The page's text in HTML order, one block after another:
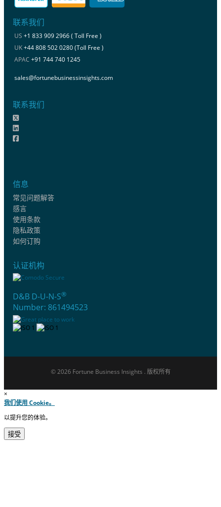
联系我们
US +1 833 909 2966 ( Toll Free )
UK+44 808 502 0280 (Toll Free )
APAC +91 744 740 1245
sales@fortunebusinessinsights.com
联系我们
信息
常见问题解答
感言
使用条款
隐私政策
如何订购
认证机构
D&B D-U-N-S®
Number: 861494523
© 2026 Fortune Business Insights . 版权所有
×
我们使用 Cookie。
以提升您的体验。
接受